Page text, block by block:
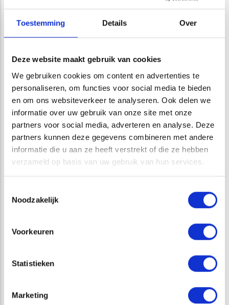
Toestemming Details Over
Deze website maakt gebruik van cookies
We gebruiken cookies om content en advertenties te
personaliseren, om functies voor social media te bieden
en om ons websiteverkeer te analyseren. Ook delen we
informatie over uw gebruik van onze site met onze
partners voor social media, adverteren en analyse. Deze
partners kunnen deze gegevens combineren met andere
informatie die u aan ze heeft verstrekt of die ze hebben
verzameld op basis van uw gebruik van hun services.
Noodzakelijk
Voorkeuren
Statistieken
Marketing
Leefnetten, schepnetten, kornetten,
broed/larvennetten etc.
vervaardigen, repareren, ontwerpen en aanpassen van
netten waardoor maatwerk altijd mogelijk is. Alle
onderzoeksnetten worden jaarlijks grondig nagekeken,
specificaties worden nagemeten en indien nodig hersteld.